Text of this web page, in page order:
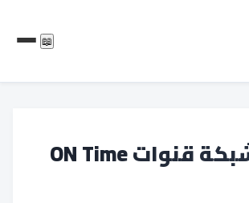
📖
ما تردد شبكة قنوات ON Time